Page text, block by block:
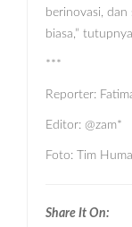
berinovasi, dan
biasa,”
***
Reporter:
Editor: @zam*
Foto: Tim
Share It On: